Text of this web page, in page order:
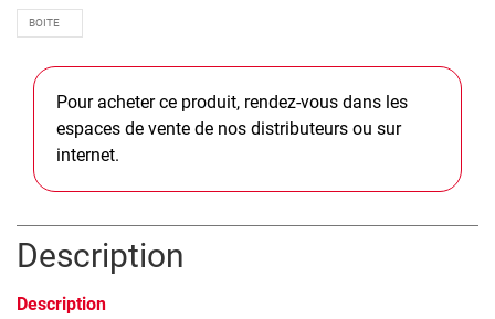
Pour acheter ce produit, rendez-vous dans les
espaces de vente de nos distributeurs ou sur
internet.
Description
Description